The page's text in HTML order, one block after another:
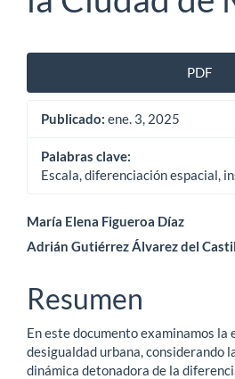
Barra
lateral
del
artículo
PDF
Publicado: ene. 3, 2025
Palabras clave:
Escala, diferenciación espacial,
Contenido
principal
del
artículo
María Elena Figueroa Díaz
Adrián Gutiérrez Álvarez del
Resumen
En este documento examinamos la
desigualdad urbana, considerando
dinámica detonadora de la